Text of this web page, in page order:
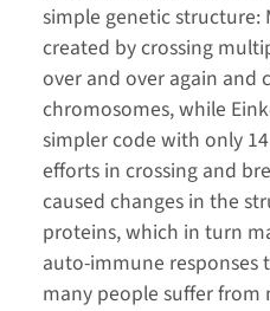
simple genetic structure:
created by crossing
over and over again and
chromosomes, while
simpler code with only
efforts in crossing and
caused changes in the
proteins, which in turn
auto-immune
many people suffer from